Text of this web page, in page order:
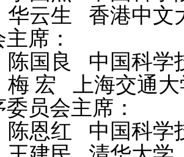
生 香港中文
席：
良 中国科学
宏 上海交通大
员会主席：
红 中国科学